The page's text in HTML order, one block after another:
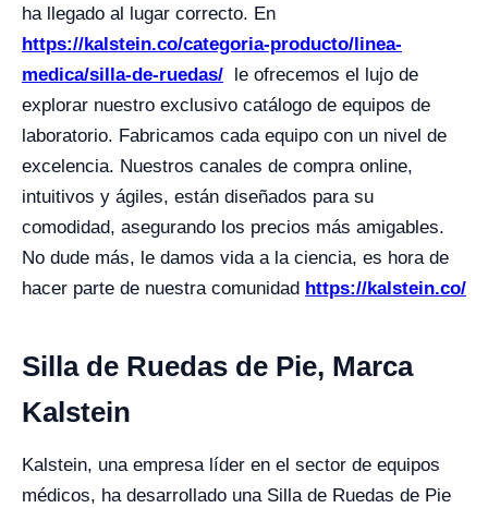
ha llegado al lugar correcto. En
https://kalstein.co/categoria-producto/linea-
medica/silla-de-ruedas/ le ofrecemos el lujo de
explorar nuestro exclusivo catálogo de equipos de
laboratorio. Fabricamos cada equipo con un nivel de
excelencia. Nuestros canales de compra online,
intuitivos y ágiles, están diseñados para su
comodidad, asegurando los precios más amigables.
No dude más, le damos vida a la ciencia, es hora de
hacer parte de nuestra comunidad https://kalstein.co/
Silla de Ruedas de Pie, Marca
Kalstein
Kalstein, una empresa líder en el sector de equipos
médicos, ha desarrollado una Silla de Ruedas de Pie